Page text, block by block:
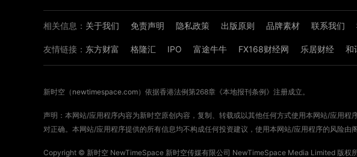
相关信息： 关于我们 免责声明 隐私政策 出版原则 品牌素材 联系我们
友情链接： 东方财富 格隆汇 IPO 富途牛牛 FX168财经网 乐居财经 和
新时空（ newtimespace.com）依据香港法例第268章《本地报刊条例》注册成立。
声明：本网站/应用程序内容为新时空原创内容，复制、转载或以其他任何方式使用本网站/应用
对正确。本网站/应用程序提供的所有信息均不构成任何投资建议，使用本网站/应用程序的风险由
Copyright © 新时空 NewTimeSpace 新时空传媒有限公司 NewTimeSpace Media Limited 版权